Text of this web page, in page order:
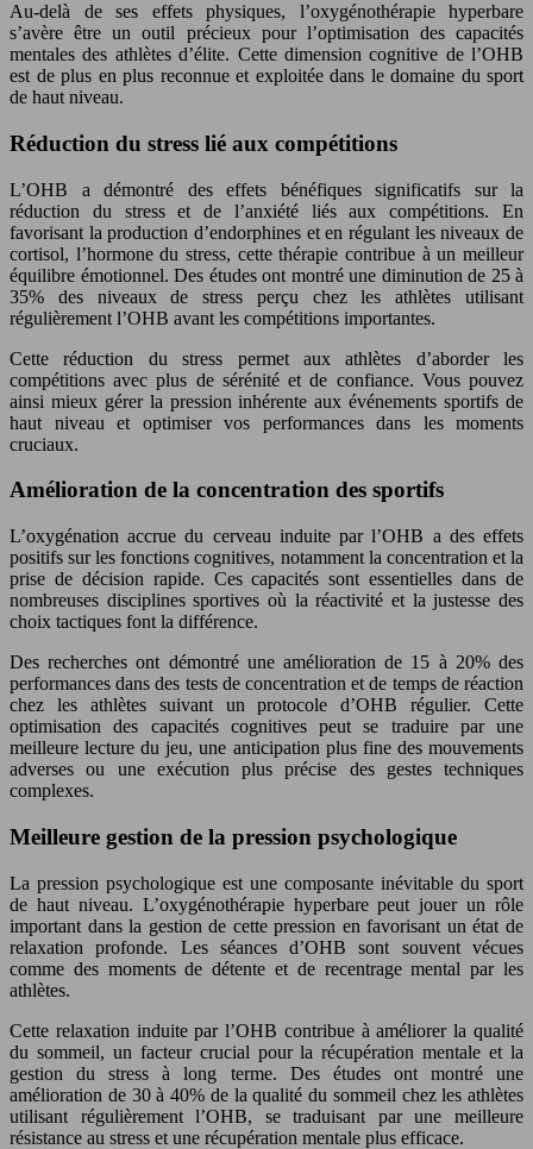
Au-delà de ses effets physiques, l’oxygénothérapie hyperbare
s’avère être un outil précieux pour l’optimisation des capacités
mentales des athlètes d’élite. Cette dimension cognitive de l’OHB
est de plus en plus reconnue et exploitée dans le domaine du sport
de haut niveau.
Réduction du stress lié aux compétitions
L’OHB a démontré des effets bénéfiques significatifs sur la
réduction du stress et de l’anxiété liés aux compétitions. En
favorisant la production d’endorphines et en régulant les niveaux de
cortisol, l’hormone du stress, cette thérapie contribue à un meilleur
équilibre émotionnel. Des études ont montré une diminution de 25 à
35% des niveaux de stress perçu chez les athlètes utilisant
régulièrement l’OHB avant les compétitions importantes.
Cette réduction du stress permet aux athlètes d’aborder les
compétitions avec plus de sérénité et de confiance. Vous pouvez
ainsi mieux gérer la pression inhérente aux événements sportifs de
haut niveau et optimiser vos performances dans les moments
cruciaux.
Amélioration de la concentration des sportifs
L’oxygénation accrue du cerveau induite par l’OHB a des effets
positifs sur les fonctions cognitives, notamment la concentration et la
prise de décision rapide. Ces capacités sont essentielles dans de
nombreuses disciplines sportives où la réactivité et la justesse des
choix tactiques font la différence.
Des recherches ont démontré une amélioration de 15 à 20% des
performances dans des tests de concentration et de temps de réaction
chez les athlètes suivant un protocole d’OHB régulier. Cette
optimisation des capacités cognitives peut se traduire par une
meilleure lecture du jeu, une anticipation plus fine des mouvements
adverses ou une exécution plus précise des gestes techniques
complexes.
Meilleure gestion de la pression psychologique
La pression psychologique est une composante inévitable du sport
de haut niveau. L’oxygénothérapie hyperbare peut jouer un rôle
important dans la gestion de cette pression en favorisant un état de
relaxation profonde. Les séances d’OHB sont souvent vécues
comme des moments de détente et de recentrage mental par les
athlètes.
Cette relaxation induite par l’OHB contribue à améliorer la qualité
du sommeil, un facteur crucial pour la récupération mentale et la
gestion du stress à long terme. Des études ont montré une
amélioration de 30 à 40% de la qualité du sommeil chez les athlètes
utilisant régulièrement l’OHB, se traduisant par une meilleure
résistance au stress et une récupération mentale plus efficace.